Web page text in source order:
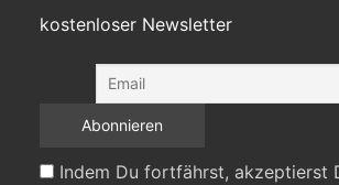
kostenloser Newsletter
Indem Du fortfährst, akzeptierst